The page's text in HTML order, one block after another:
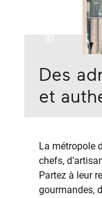
Des
et
La métropole
chefs,
Partez à leur
gourmandes,